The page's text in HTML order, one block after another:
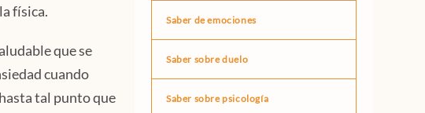
física.
que se
cuando
tal punto que
Saber de emociones
Saber sobre duelo
Saber sobre psicología